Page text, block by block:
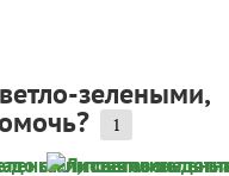
зелеными,
1